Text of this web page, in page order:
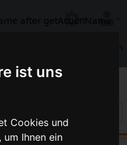
ist uns
Cookies und
Ihnen ein
after getActionName
RequestContext.php
on